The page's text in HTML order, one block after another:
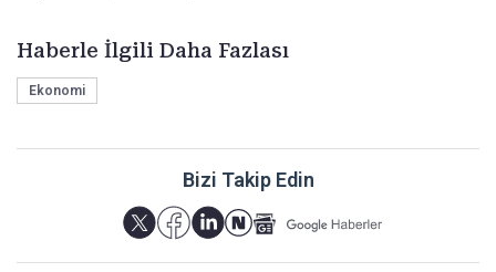
Haberle İlgili Daha Fazlası
Ekonomi
Bizi Takip Edin